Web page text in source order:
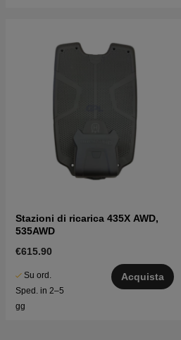
Stazioni di ricarica 435X AWD,
535AWD
€615.90
Su ord.
Sped. in 2–5
gg
Acquista